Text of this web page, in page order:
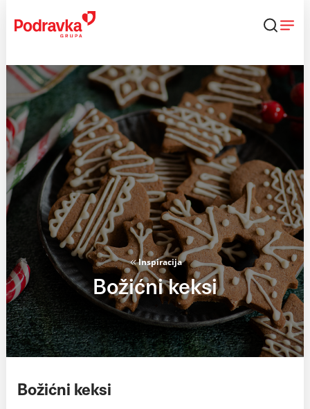
content
Inspiracija
Božićni keksi
Božićni keksi